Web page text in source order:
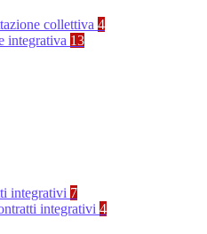
collettiva 4
integrativa 13
integrativi 7
integrativi 4